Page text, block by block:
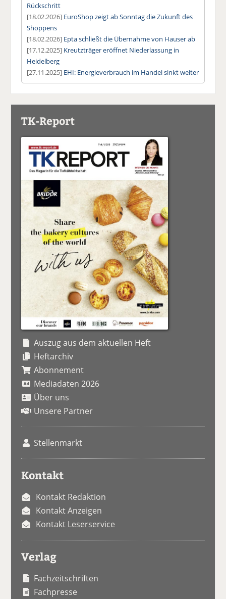
Rückschritt
[18.02.2026] EuroShop zeigt ab Sonntag die Zukunft des
Shoppens
[18.02.2026] Epta schließt die Übernahme von Hauser ab
[17.12.2025] Kreutzträger eröffnet Niederlassung in
Heidelberg
[27.11.2025] EHI: Energieverbrauch im Handel sinkt weiter
TK-Report
Auszug aus dem aktuellen Heft
Heftarchiv
Abonnement
Mediadaten 2026
Über uns
Unsere Partner
Stellenmarkt
Kontakt
Kontakt Redaktion
Kontakt Anzeigen
Kontakt Leserservice
Verlag
Fachzeitschriften
Fachpresse